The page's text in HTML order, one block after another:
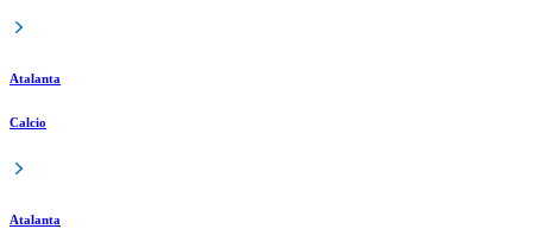
Atalanta
Calcio
Atalanta